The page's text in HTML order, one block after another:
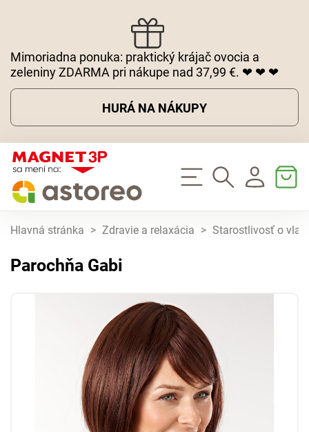
Mimoriadna ponuka: praktický krájač ovocia a
zeleniny ZDARMA pri nákupe nad 37,99 €. ❤ ❤ ❤
HURÁ NA NÁKUPY
Hlavná stránka > Zdravie a relaxácia > Starostlivosť o
Parochňa Gabi